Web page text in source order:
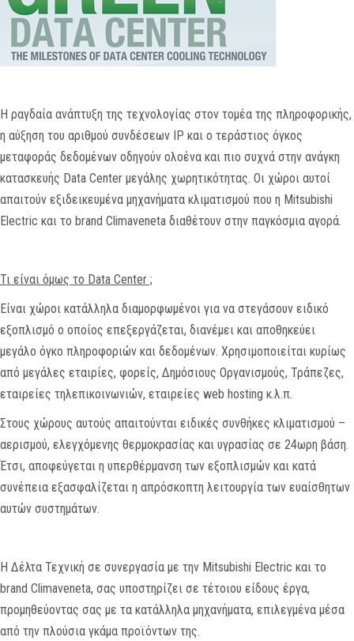
ΦΥΛΛΑΔΙΑ
ΕΥΚΑΙΡΙΕΣ ΕΡΓΑΣΙΑΣ
E-SHOP
Η ραγδαία ανάπτυξη της τεχνολογίας στον τομέα της πληροφορικής,
η αύξηση του αριθμού συνδέσεων IP και ο τεράστιος όγκος
μεταφοράς δεδομένων οδηγούν ολοένα και πιο συχνά στην ανάγκη
κατασκευής Data Center μεγάλης χωρητικότητας. Οι χώροι αυτοί
απαιτούν εξιδεικευμένα μηχανήματα κλιματισμού που η Mitsubishi
Electric και το brand Climaveneta διαθέτουν στην παγκόσμια αγορά.
Τι είναι όμως το Data Center ;
Είναι χώροι κατάλληλα διαμορφωμένοι για να στεγάσουν ειδικό
εξοπλισμό ο οποίος επεξεργάζεται, διανέμει και αποθηκεύει
μεγάλο όγκο πληροφοριών και δεδομένων. Χρησιμοποιείται κυρίως
από μεγάλες εταιρίες, φορείς, Δημόσιους Οργανισμούς, Τράπεζες,
εταιρείες τηλεπικοινωνιών, εταιρείες web hosting κ.λ.π.
Στους χώρους αυτούς απαιτούνται ειδικές συνθήκες κλιματισμού –
αερισμού, ελεγχόμενης θερμοκρασίας και υγρασίας σε 24ωρη βάση.
Έτσι, αποφεύγεται η υπερθέρμανση των εξοπλισμών και κατά
συνέπεια εξασφαλίζεται η απρόσκοπτη λειτουργία των ευαίσθητων
αυτών συστημάτων.
H Δέλτα Τεχνική σε συνεργασία με την Mitsubishi Electric και το
brand Climaveneta, σας υποστηρίζει σε τέτοιου είδους έργα,
προμηθεύοντας σας με τα κατάλληλα μηχανήματα, επιλεγμένα μέσα
από την πλούσια γκάμα προϊόντων της.